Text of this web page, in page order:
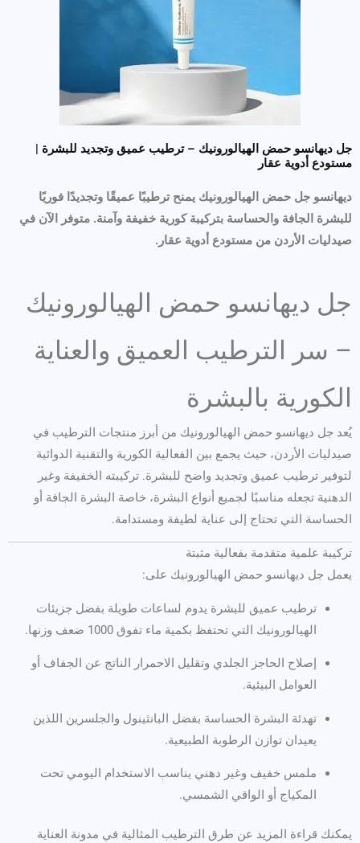
جل ديهانسو حمض الهيالورونيك – ترطيب عميق وتجديد للبشرة |
مستودع أدوية عقار
ديهانسو جل حمض الهيالورونيك يمنح ترطيبًا عميقًا وتجديدًا فوريًا
للبشرة الجافة والحساسة بتركيبة كورية خفيفة وآمنة. متوفر الآن في
صيدليات الأردن من مستودع أدوية عقار.
جل ديهانسو حمض الهيالورونيك
– سر الترطيب العميق والعناية
الكورية بالبشرة
يُعد جل ديهانسو حمض الهيالورونيك من أبرز منتجات الترطيب في
صيدليات الأردن، حيث يجمع بين الفعالية الكورية والتقنية الدوائية
لتوفير ترطيب عميق وتجديد واضح للبشرة. تركيبته الخفيفة وغير
الدهنية تجعله مناسبًا لجميع أنواع البشرة، خاصة البشرة الجافة أو
الحساسة التي تحتاج إلى عناية لطيفة ومستدامة.
تركيبة علمية متقدمة بفعالية مثبتة
يعمل جل ديهانسو حمض الهيالورونيك على:
ترطيب عميق للبشرة يدوم لساعات طويلة بفضل جزيئات
الهيالورونيك التي تحتفظ بكمية ماء تفوق 1000 ضعف وزنها.
إصلاح الحاجز الجلدي وتقليل الاحمرار الناتج عن الجفاف أو
العوامل البيئية.
تهدئة البشرة الحساسة بفضل البانثينول والجلسرين اللذين
يعيدان توازن الرطوبة الطبيعية.
ملمس خفيف وغير دهني يناسب الاستخدام اليومي تحت
المكياج أو الواقي الشمسي.
يمكنك قراءة المزيد عن طرق الترطيب المثالية في مدونة العناية